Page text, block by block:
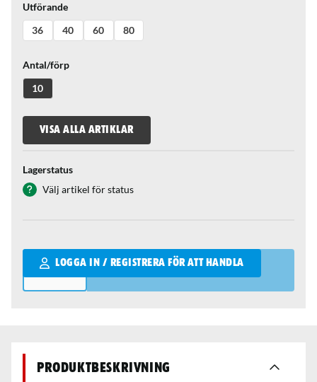
Utförande
36
40 60 80
Antal/förp
10
VISA ALLA ARTIKLAR
Lagerstatus
Välj artikel för status
LOGGA IN / REGISTRERA FÖR ATT HANDLA
Qantity
Produktbeskrivning